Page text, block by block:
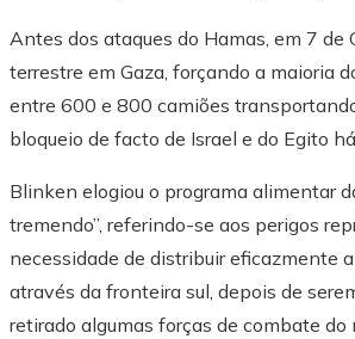
Antes dos ataques do Hamas, em 7 de
terrestre em Gaza, forçando a maioria
entre 600 e 800 camiões
bloqueio de facto de Israel e do Egito
Blinken elogiou o programa alimentar
tremendo”, referindo-se aos perigos
necessidade de distribuir eficazmente
através da fronteira sul, depois de
retirado algumas forças de combate